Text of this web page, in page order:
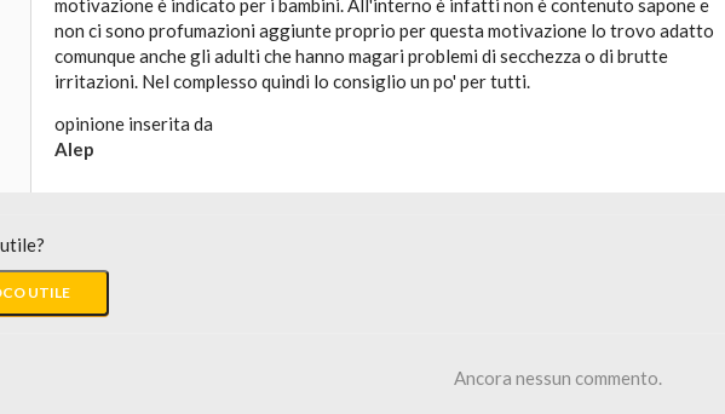
motivazione è indicato per i bambini. All'interno è infatti non è contenuto sapone e
non ci sono profumazioni aggiunte proprio per questa motivazione lo trovo adatto
comunque anche gli adulti che hanno magari problemi di secchezza o di brutte
irritazioni. Nel complesso quindi lo consiglio un po' per tutti.
opinione inserita da
Alep
UTILE
Ancora nessun commento.